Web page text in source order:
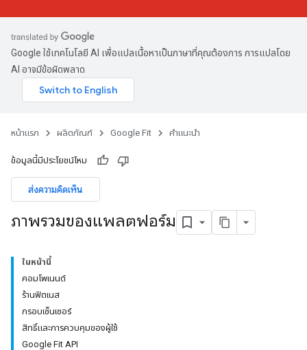
Google ใช้เทคโนโลยี AI เพื่อแปลเนื้อหาเป็นภาษาที่คุณต้องการ การแปลโดย
AI อาจมีข้อผิดพลาด
หน้าแรก ผลิตภัณฑ์ Google Fit คำแนะนำ
ข้อมูลนี้มีประโยชน์ไหม
ส่งความคิดเห็น
ภาพรวมของแพลตฟอร์ม
ในหน้านี้
คอมโพเนนต์
ร้านฟิตเนส
กรอบเซ็นเซอร์
สิทธิ์และการควบคุมของผู้ใช้
Google Fit API